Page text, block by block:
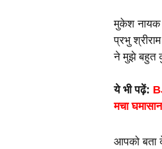
मुकेश नायक
प्रभु
ने मुझे बहुत
ये भी पढ़ें:
मचा घमासान
आपको बता